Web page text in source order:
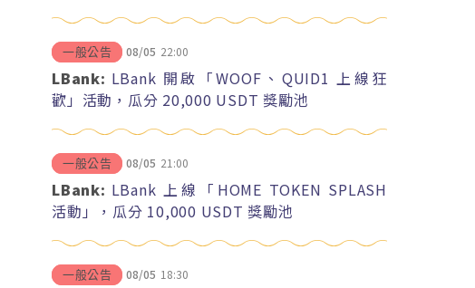
一般公告 08/05 22:00
LBank: LBank 開啟「WOOF、QUID1 上線狂
歡」活動，瓜分 20,000 USDT 獎勵池
一般公告 08/05 21:00
LBank: LBank 上線「HOME TOKEN SPLASH
活動」，瓜分 10,000 USDT 獎勵池
一般公告 08/05 18:30